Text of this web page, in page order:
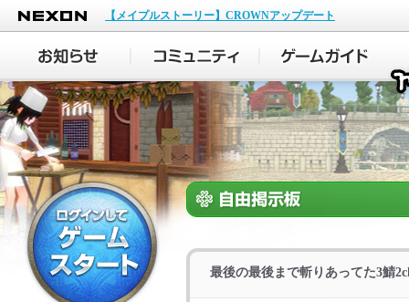
NEXON
【メイプルストーリー】CROWNアップデート
最後の最後まで斬りあってた3鯖